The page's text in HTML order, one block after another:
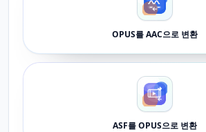
OPUS를 AAC으로 변환
ASF를 OPUS으로 변환